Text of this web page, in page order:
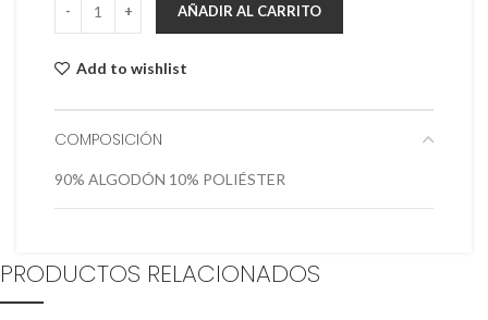
AÑADIR AL CARRITO
Add to wishlist
COMPOSICIÓN
90% ALGODÓN 10% POLIÉSTER
PRODUCTOS RELACIONADOS